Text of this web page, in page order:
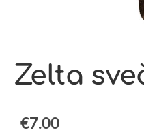
Zelta
€7.00